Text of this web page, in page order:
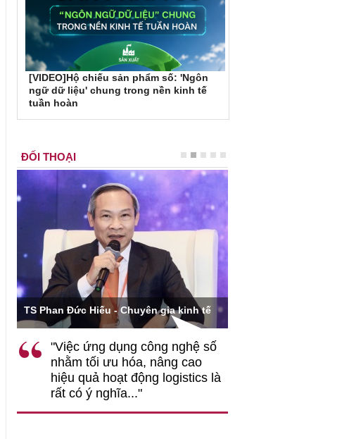
[VIDEO]Hộ chiếu sản phẩm số: 'Ngôn
ngữ dữ liệu' chung trong nền kinh tế
tuần hoàn
ĐỐI THOẠI
TS Phan Đức Hiếu - Chuyên gia kinh tế
"Việc ứng dụng công nghệ số
nhằm tối ưu hóa, nâng cao
hiệu quả hoạt động logistics là
rất có ý nghĩa..."
Ông Hoàng Quang